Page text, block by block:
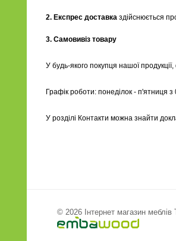
2. Експрес доставка здійснюється
3. Самовивіз товару
У будь-якого покупця нашої
Графік роботи: понеділок - п'ятниця
У розділі Контакти можна знайти
© 2026 Інтернет магазин